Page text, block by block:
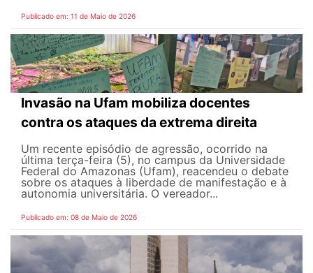
Publicado em: 11 de Maio de 2026
Invasão na Ufam mobiliza docentes
contra os ataques da extrema direita
Um recente episódio de agressão, ocorrido na
última terça-feira (5), no campus da Universidade
Federal do Amazonas (Ufam), reacendeu o debate
sobre os ataques à liberdade de manifestação e à
autonomia universitária. O vereador...
Publicado em: 08 de Maio de 2026